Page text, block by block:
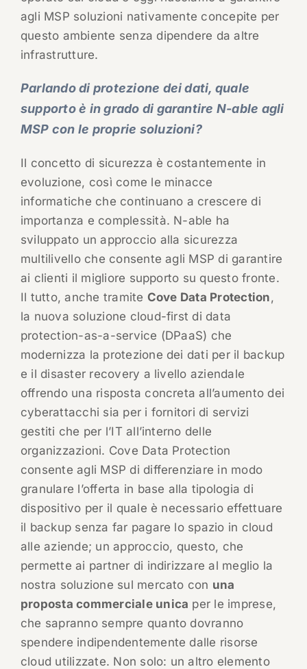
agli MSP soluzioni nativamente concepite per
questo ambiente senza dipendere da altre
infrastrutture.
Parlando di protezione dei dati, quale
supporto è in grado di garantire N-able agli
MSP con le proprie soluzioni?
Il concetto di sicurezza è costantemente in
evoluzione, così come le minacce
informatiche che continuano a crescere di
importanza e complessità. N-able ha
sviluppato un approccio alla sicurezza
multilivello che consente agli MSP di garantire
ai clienti il migliore supporto su questo fronte.
Il tutto, anche tramite Cove Data Protection,
la nuova soluzione cloud-first di data
protection-as-a-service (DPaaS) che
modernizza la protezione dei dati per il backup
e il disaster recovery a livello aziendale
offrendo una risposta concreta all’aumento dei
cyberattacchi sia per i fornitori di servizi
gestiti che per l’IT all’interno delle
organizzazioni. Cove Data Protection
consente agli MSP di differenziare in modo
granulare l’offerta in base alla tipologia di
dispositivo per il quale è necessario effettuare
il backup senza far pagare lo spazio in cloud
alle aziende; un approccio, questo, che
permette ai partner di indirizzare al meglio la
nostra soluzione sul mercato con una
proposta commerciale unica per le imprese,
che sapranno sempre quanto dovranno
spendere indipendentemente dalle risorse
cloud utilizzate. Non solo: un altro elemento